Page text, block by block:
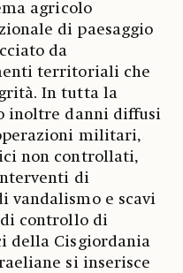
agricolo
di paesaggio
da
territoriali che
In tutta la
inoltre danni diffusi
militari,
non controllati,
di
vandalismo e scavi
di controllo di
della Cisgiordania
si inserisce